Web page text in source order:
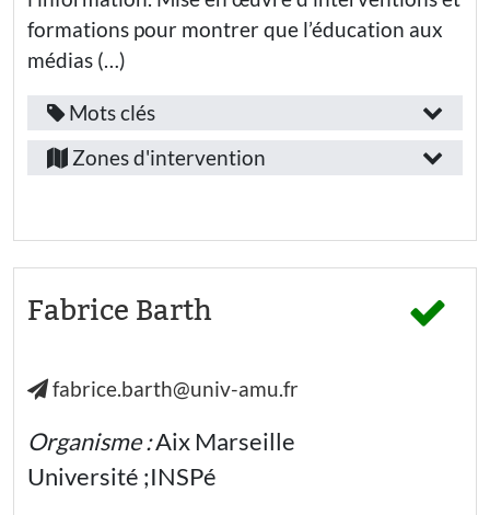
formations pour montrer que l’éducation aux
médias (…)
Mots clés
Fonction
/
emploi
de
nationale
hors
Secteur
:
Zones d'intervention
Provence-
Alpes-
d’Azur
Alpes-
de-
Bouches-
Rhône
Hautes-
Fabrice Barth
fabrice.barth@univ-amu.fr
Organisme :Aix Marseille
Université ;INSPé